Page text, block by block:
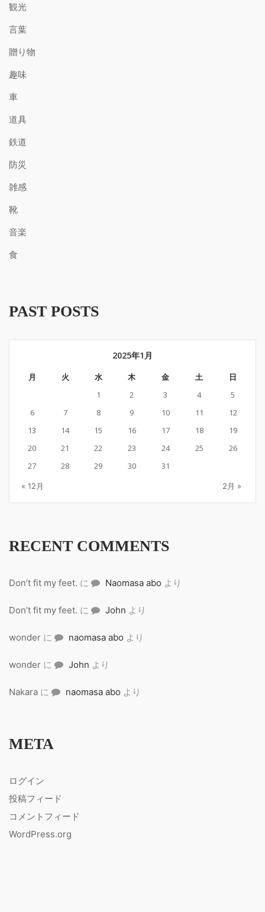
観光
言葉
贈り物
趣味
車
道具
鉄道
防災
雑感
靴
音楽
食
PAST POSTS
2025年1月
月 火 水 木 金 土
日
1
2 3 4
5
6
7 8 9 10 11
12
13
14 15 16 17 18
19
20
21 22 23 24 25
26
27
28 29 30 31
« 12月 2月 »
RECENT COMMENTS
Don’t fit my feet. に Naomasa abo より
Don’t fit my feet. に John より
wonder に naomasa abo より
wonder に John より
Nakara に naomasa abo より
META
ログイン
投稿フィード
コメントフィード
WordPress.org